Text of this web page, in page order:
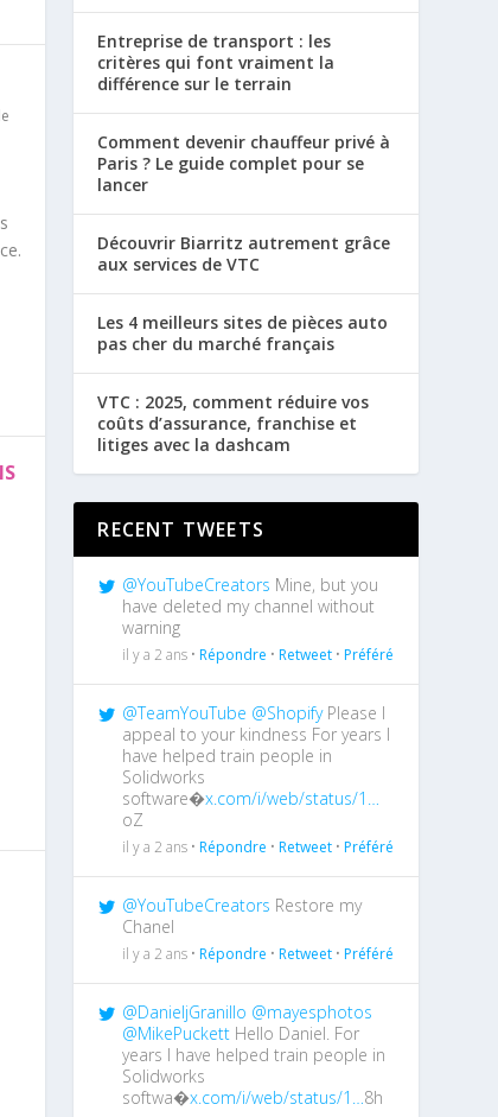
Entreprise de transport : les
critères qui font vraiment la
différence sur le terrain
Comment devenir chauffeur privé à
Paris ? Le guide complet pour se
lancer
Découvrir Biarritz autrement grâce
aux services de VTC
Les 4 meilleurs sites de pièces auto
pas cher du marché français
VTC : 2025, comment réduire vos
coûts d’assurance, franchise et
litiges avec la dashcam
RECENT TWEETS
@YouTubeCreators Mine, but you
have deleted my channel without
warning
il y a 2 ans •Répondre •Retweet •Préféré
@TeamYouTube @ShopifyPlease I
appeal to your kindness For years I
have helped train people in
Solidworks
software�x.com/i/web/status/1…
oZ
il y a 2 ans •Répondre •Retweet •Préféré
@YouTubeCreators Restore my
Chanel
il y a 2 ans •Répondre •Retweet •Préféré
@DanieljGranillo @mayesphotos
@MikePuckett Hello Daniel. For
years I have helped train people in
Solidworks
softwa�x.com/i/web/status/1…8h